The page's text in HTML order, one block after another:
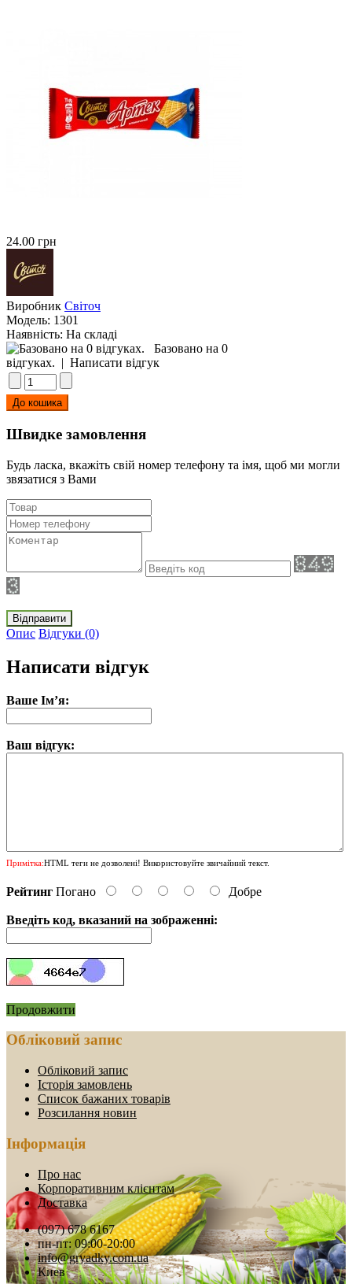
24.00 грн
Виробник Світоч
Модель: 1301
Наявність: На складі
Базовано на 0
відгуках. | Написати відгук
Швидке замовлення
Будь ласка, вкажіть свій номер телефону та iмя, щоб ми могли
звязатися з Вами
Відправити
Опис Відгуки (0)
Написати відгук
Ваше Ім’я:
Ваш відгук:
Примітка:HTML теги не дозволені! Використовуйте звичайний текст.
Рейтинг Погано Добре
Введіть код, вказаний на зображенні:
Продовжити
Обліковий запис
Обліковий запис
Історія замовлень
Список бажаних товарів
Розсилання новин
Інформація
Про нас
Корпоративним клієнтам
Доставка
(097) 678 6167
пн-пт: 09:00-20:00
info@gryadky.com.ua
Киев